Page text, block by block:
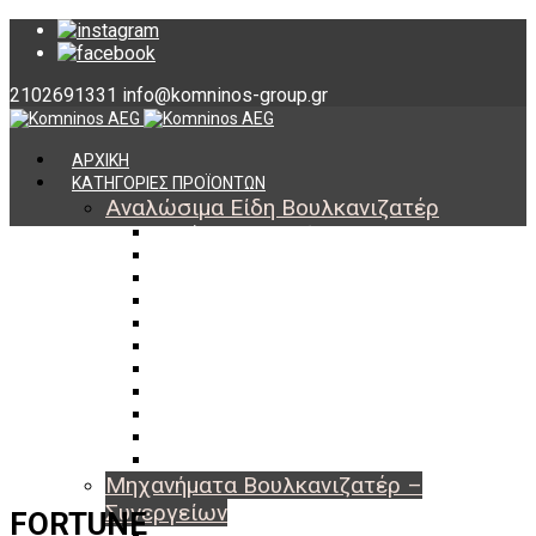
2102691331 info@komninos-group.gr
ΑΡΧΙΚΗ
ΚΑΤΗΓΟΡΙΕΣ ΠΡΟΪΟΝΤΩΝ
Αναλώσιμα Είδη Βουλκανιζατέρ
Μηχανήματα Βουλκανιζατέρ –
Συνεργείων
FORTUNE